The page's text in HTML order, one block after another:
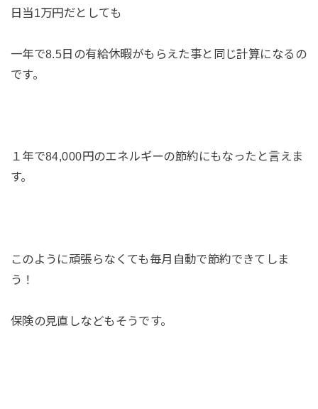
日当1万円だとしても
一年で8.5日の有給休暇がもらえた事と同じ計算になるの
です。
１年で84,000円のエネルギーの節約にもなったと言えま
す。
このように頑張らなくても毎月自動で節約できてしま
う！
保険の見直しなどもそうです。